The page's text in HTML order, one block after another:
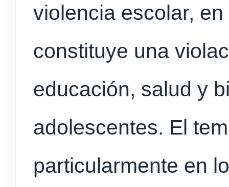
violencia escolar,
constituye una
educación, salud y
adolescentes. El
particularmente en